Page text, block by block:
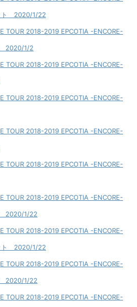
ト 2020/1/22
TOUR 2018-2019 EPCOTIA -ENCORE-
2020/1/2
TOUR 2018-2019 EPCOTIA -ENCORE-
TOUR 2018-2019 EPCOTIA -ENCORE-
TOUR 2018-2019 EPCOTIA -ENCORE-
TOUR 2018-2019 EPCOTIA -ENCORE-
TOUR 2018-2019 EPCOTIA -ENCORE-
2020/1/22
TOUR 2018-2019 EPCOTIA -ENCORE-
ト 2020/1/22
TOUR 2018-2019 EPCOTIA -ENCORE-
2020/1/22
TOUR 2018-2019 EPCOTIA -ENCORE-